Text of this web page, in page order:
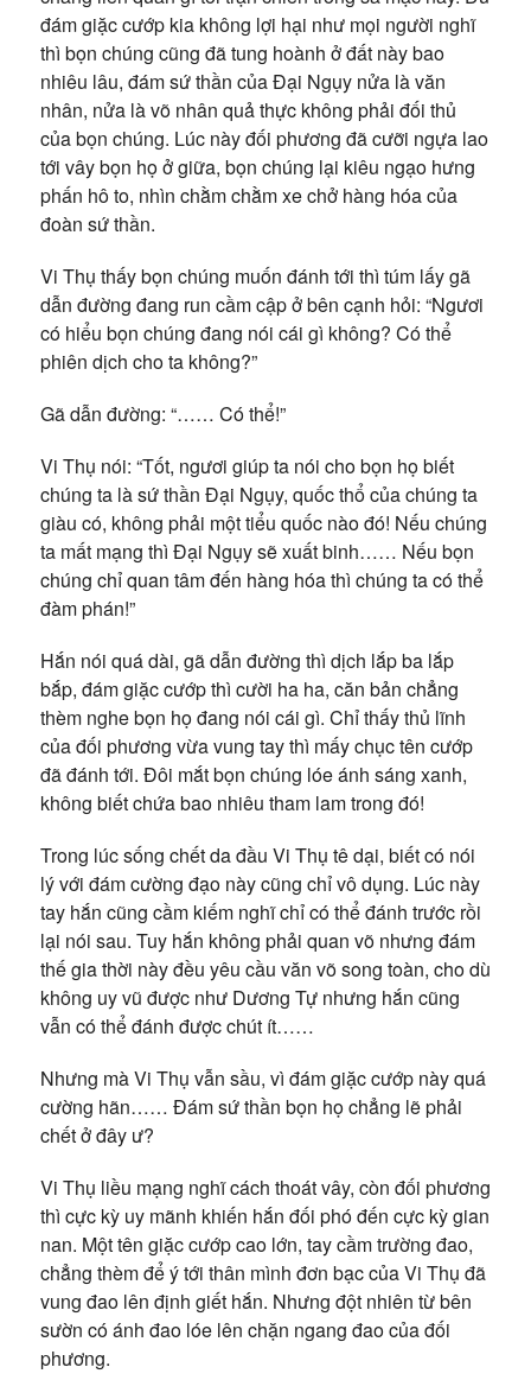
đám giặc cướp kia không lợi hại như mọi người nghĩ
thì bọn chúng cũng đã tung hoành ở đất này bao
nhiêu lâu, đám sứ thần của Đại Ngụy nửa là văn
nhân, nửa là võ nhân quả thực không phải đối thủ
của bọn chúng. Lúc này đối phương đã cưỡi ngựa lao
tới vây bọn họ ở giữa, bọn chúng lại kiêu ngạo hưng
phấn hô to, nhìn chằm chằm xe chở hàng hóa của
đoàn sứ thần.
Vi Thụ thấy bọn chúng muốn đánh tới thì túm lấy gã
dẫn đường đang run cầm cập ở bên cạnh hỏi: “Ngươi
có hiểu bọn chúng đang nói cái gì không? Có thể
phiên dịch cho ta không?”
Gã dẫn đường: “…… Có thể!”
Vi Thụ nói: “Tốt, ngươi giúp ta nói cho bọn họ biết
chúng ta là sứ thần Đại Ngụy, quốc thổ của chúng ta
giàu có, không phải một tiểu quốc nào đó! Nếu chúng
ta mất mạng thì Đại Ngụy sẽ xuất binh…… Nếu bọn
chúng chỉ quan tâm đến hàng hóa thì chúng ta có thể
đàm phán!”
Hắn nói quá dài, gã dẫn đường thì dịch lắp ba lắp
bắp, đám giặc cướp thì cười ha ha, căn bản chẳng
thèm nghe bọn họ đang nói cái gì. Chỉ thấy thủ lĩnh
của đối phương vừa vung tay thì mấy chục tên cướp
đã đánh tới. Đôi mắt bọn chúng lóe ánh sáng xanh,
không biết chứa bao nhiêu tham lam trong đó!
Trong lúc sống chết da đầu Vi Thụ tê dại, biết có nói
lý với đám cường đạo này cũng chỉ vô dụng. Lúc này
tay hắn cũng cầm kiếm nghĩ chỉ có thể đánh trước rồi
lại nói sau. Tuy hắn không phải quan võ nhưng đám
thế gia thời này đều yêu cầu văn võ song toàn, cho dù
không uy vũ được như Dương Tự nhưng hắn cũng
vẫn có thể đánh được chút ít……
Nhưng mà Vi Thụ vẫn sầu, vì đám giặc cướp này quá
cường hãn…… Đám sứ thần bọn họ chẳng lẽ phải
chết ở đây ư?
Vi Thụ liều mạng nghĩ cách thoát vây, còn đối phương
thì cực kỳ uy mãnh khiến hắn đối phó đến cực kỳ gian
nan. Một tên giặc cướp cao lớn, tay cầm trường đao,
chẳng thèm để ý tới thân mình đơn bạc của Vi Thụ đã
vung đao lên định giết hắn. Nhưng đột nhiên từ bên
sườn có ánh đao lóe lên chặn ngang đao của đối
phương.